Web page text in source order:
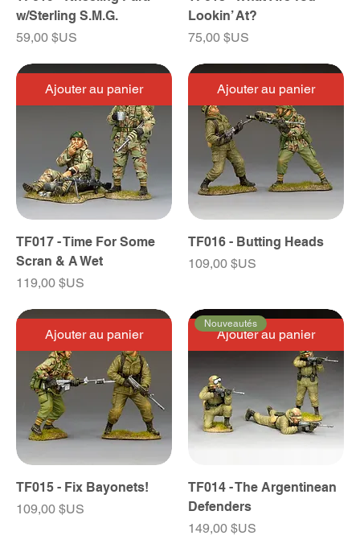
w/Sterling S.M.G.
Prix
59,00 $US
Lookin’ At?
Prix
75,00 $US
Ajouter au panier
TF017 - Time For Some
Scran & A Wet
Prix
119,00 $US
Ajouter au panier
TF016 - Butting Heads
Prix
109,00 $US
Ajouter au panier
TF015 - Fix Bayonets!
Prix
109,00 $US
Ajouter au panier
Nouveautés
TF014 - The Argentinean
Defenders
Prix
149,00 $US